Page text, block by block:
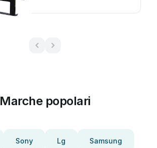
Marche popolari
Sony Lg Samsung